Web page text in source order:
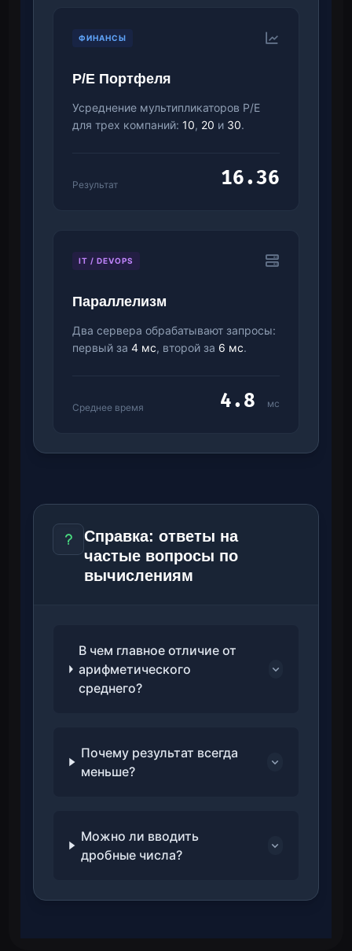
ФИНАНСЫ
P/E Портфеля
Усреднение мультипликаторов P/E
для трех компаний:10, 20 и 30.
Результат 16.36
IT / DEVOPS
Параллелизм
Два сервера обрабатывают запросы:
первый за4 мс, второй за 6 мс.
Среднее время 4.8 мс
Справка: ответы на
частые вопросы по
вычислениям
В чем главное отличие от
арифметического
среднего?
Почему результат всегда
меньше?
Можно ли вводить
дробные числа?